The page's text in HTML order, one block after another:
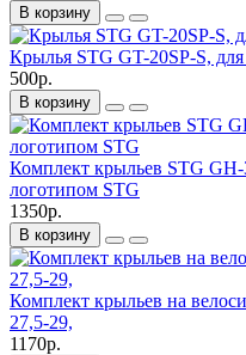
В корзину
Крылья STG GT-20SP-S,
500р.
В корзину
Комплект крыльев STG GH-
логoтипом STG
1350р.
В корзину
Комплект крыльев на
27,5-29,
1170р.